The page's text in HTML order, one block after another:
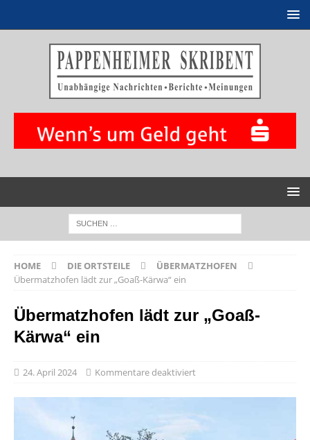
HOME DIE ORTSTEILE
ÜBERMATZHOFEN
Übermatzhofen lädt zur „Goaß-Kärwa“ ein
Übermatzhofen lädt zur „Goaß-
Kärwa“ ein
24. April 2024 Kommentare deaktiviert